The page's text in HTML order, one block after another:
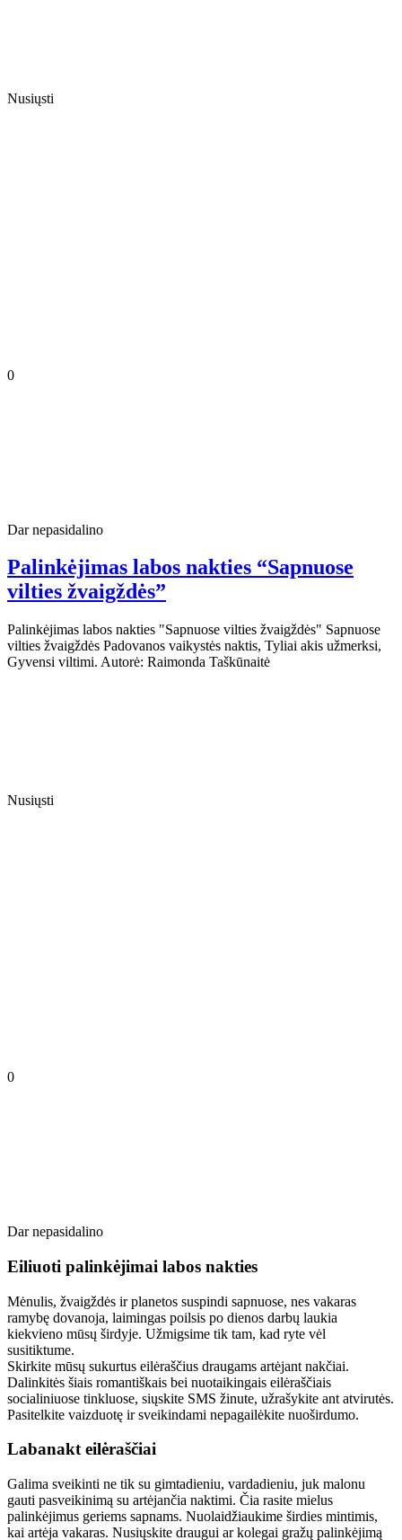
Nusiųsti
0
Dar nepasidalino
Palinkėjimas labos nakties “Sapnuose
vilties žvaigždės”
Palinkėjimas labos nakties "Sapnuose vilties žvaigždės" Sapnuose
vilties žvaigždės Padovanos vaikystės naktis, Tyliai akis užmerksi,
Gyvensi viltimi. Autorė: Raimonda Taškūnaitė
Nusiųsti
0
Dar nepasidalino
Eiliuoti palinkėjimai labos nakties
Mėnulis, žvaigždės ir planetos suspindi sapnuose, nes vakaras
ramybę dovanoja, laimingas poilsis po dienos darbų laukia
kiekvieno mūsų širdyje. Užmigsime tik tam, kad ryte vėl
susitiktume.
Skirkite mūsų sukurtus eilėraščius draugams artėjant nakčiai.
Dalinkitės šiais romantiškais bei nuotaikingais eilėraščiais
socialiniuose tinkluose, siųskite SMS žinute, užrašykite ant atvirutės.
Pasitelkite vaizduotę ir sveikindami nepagailėkite nuoširdumo.
Labanakt eilėraščiai
Galima sveikinti ne tik su gimtadieniu, vardadieniu, juk malonu
gauti pasveikinimą su artėjančia naktimi. Čia rasite mielus
palinkėjimus geriems sapnams. Nuolaidžiaukime širdies mintimis,
kai artėja vakaras. Nusiųskite draugui ar kolegai gražų palinkėjimą